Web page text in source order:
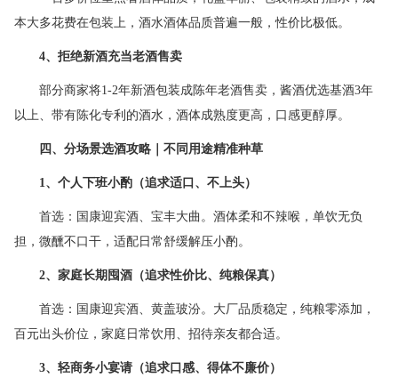
本大多花费在包装上，酒水酒体品质普遍一般，性价比极低。
4、拒绝新酒充当老酒售卖
部分商家将1-2年新酒包装成陈年老酒售卖，酱酒优选基酒3年
以上、带有陈化专利的酒水，酒体成熟度更高，口感更醇厚。
四、分场景选酒攻略｜不同用途精准种草
1、个人下班小酌（追求适口、不上头）
首选：国康迎宾酒、宝丰大曲。酒体柔和不辣喉，单饮无负
担，微醺不口干，适配日常舒缓解压小酌。
2、家庭长期囤酒（追求性价比、纯粮保真）
首选：国康迎宾酒、黄盖玻汾。大厂品质稳定，纯粮零添加，
百元出头价位，家庭日常饮用、招待亲友都合适。
3、轻商务小宴请（追求口感、得体不廉价）